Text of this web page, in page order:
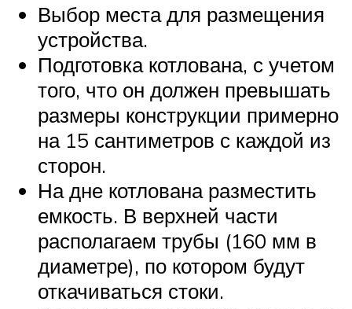
Выбор места для размещения
устройства.
Подготовка котлована, с учетом
того, что он должен превышать
размеры конструкции примерно
на 15 сантиметров с каждой из
сторон.
На дне котлована разместить
емкость. В верхней части
располагаем трубы (160 мм в
диаметре), по котором будут
откачиваться стоки.